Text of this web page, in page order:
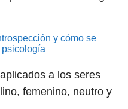
y cómo se
a los seres
femenino, neutro y